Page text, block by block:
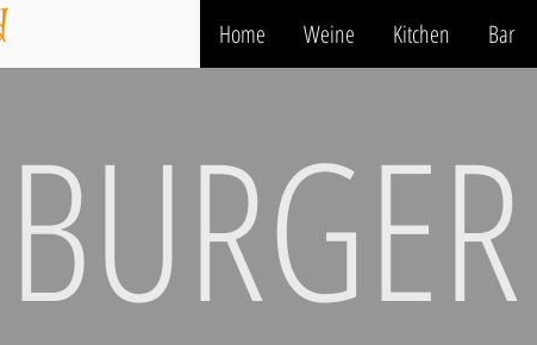
Home Weine Kitchen Bar
BURGER